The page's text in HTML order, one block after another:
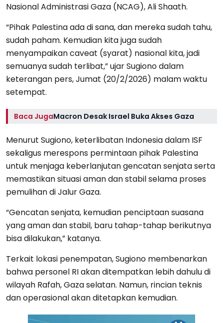
Nasional Administrasi Gaza (NCAG), Ali Shaath.
“Pihak Palestina ada di sana, dan mereka sudah tahu,
sudah paham. Kemudian kita juga sudah
menyampaikan caveat (syarat) nasional kita, jadi
semuanya sudah terlibat,” ujar Sugiono dalam
keterangan pers, Jumat (20/2/2026) malam waktu
setempat.
Baca JugaMacron Desak Israel Buka Akses Gaza
Menurut Sugiono, keterlibatan Indonesia dalam ISF
sekaligus merespons permintaan pihak Palestina
untuk menjaga keberlanjutan gencatan senjata serta
memastikan situasi aman dan stabil selama proses
pemulihan di Jalur Gaza.
“Gencatan senjata, kemudian penciptaan suasana
yang aman dan stabil, baru tahap-tahap berikutnya
bisa dilakukan,” katanya.
Terkait lokasi penempatan, Sugiono membenarkan
bahwa personel RI akan ditempatkan lebih dahulu di
wilayah Rafah, Gaza selatan. Namun, rincian teknis
dan operasional akan ditetapkan kemudian.